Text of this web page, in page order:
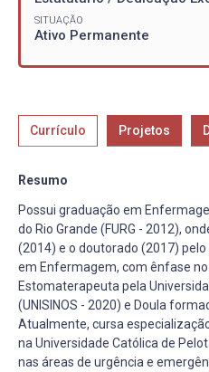
SITUAÇÃO
Ativo Permanente
Currículo Projetos
Resumo
Possui graduação em
do Rio Grande (FURG - 2012),
(2014) e o doutorado (2017)
em Enfermagem, com ênfase
Estomaterapeuta pela
(UNISINOS - 2020) e Doula
Atualmente, cursa
na Universidade Católica de
nas áreas de urgência e